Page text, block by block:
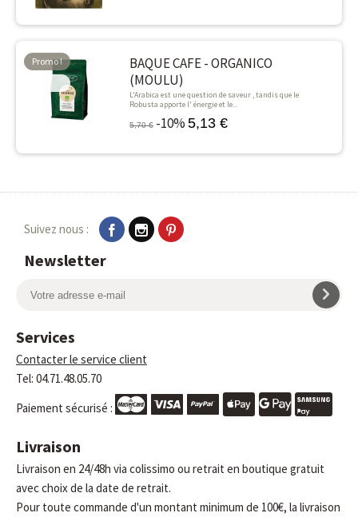
BAQUE CAFE - ORGANICO
(MOULU)
L'Arabica est une question de saveur , tandis que le
Robusta apporte l' énergie et le...
5,70 € -10% 5,13 €
Promo !
-10%
Suivez nous :
Newsletter
Services
Contacter le service client
Tel: 04.71.48.05.70
Paiement sécurisé :
Livraison
Livraison en 24/48h via colissimo ou retrait en boutique gratuit
avec choix de la date de retrait.
Pour toute commande d'un montant minimum de 100€, la livraison